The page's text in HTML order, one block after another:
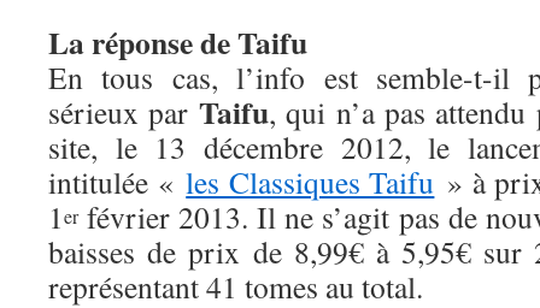
La réponse de Taifu
En tous cas, l’info est semble-t-il
sérieux par Taifu, qui n’a pas
site, le 13 décembre 2012, le
intitulée «les Classiques Taifu » à
1erfévrier 2013. Il ne s’agit pas de
baisses de prix de 8,99€ à 5,95€ sur
représentant 41 tomes au total.